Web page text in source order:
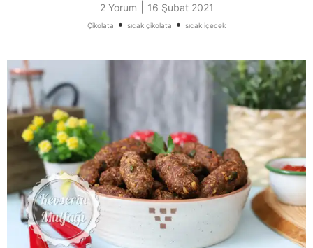
2 Yorum 16 Şubat 2021
Çikolata • sıcak çikolata • sıcak içecek